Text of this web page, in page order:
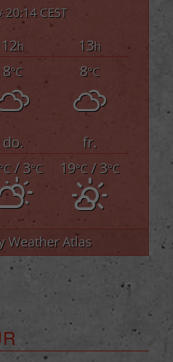
20:14 CEST
12h 13h
8°C 8°C
do.
fr.
/ 3°C 19°C/ 3°C
Weather Atlas